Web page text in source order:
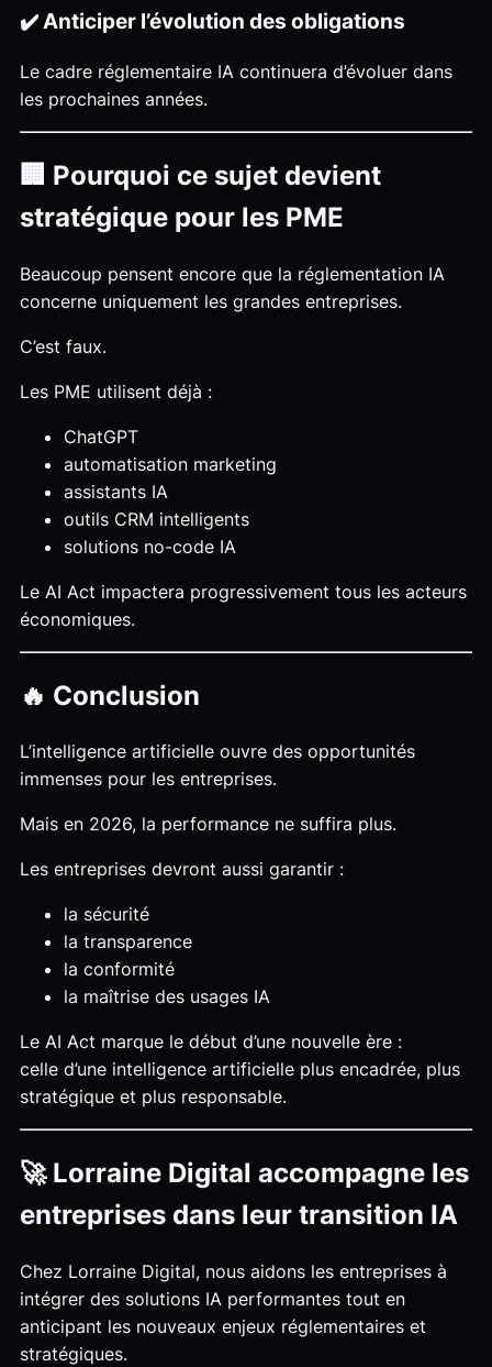
✔️ Anticiper l’évolution des obligations
Le cadre réglementaire IA continuera d’évoluer dans
les prochaines années.
🏢 Pourquoi ce sujet devient
stratégique pour les PME
Beaucoup pensent encore que la réglementation IA
concerne uniquement les grandes entreprises.
C’est faux.
Les PME utilisent déjà :
ChatGPT
automatisation marketing
assistants IA
outils CRM intelligents
solutions no-code IA
Le AI Act impactera progressivement tous les acteurs
économiques.
🔥 Conclusion
L’intelligence artificielle ouvre des opportunités
immenses pour les entreprises.
Mais en 2026, la performance ne suffira plus.
Les entreprises devront aussi garantir :
la sécurité
la transparence
la conformité
la maîtrise des usages IA
Le AI Act marque le début d’une nouvelle ère :
celle d’une intelligence artificielle plus encadrée, plus
stratégique et plus responsable.
🚀 Lorraine Digital accompagne les
entreprises dans leur transition IA
Chez Lorraine Digital, nous aidons les entreprises à
intégrer des solutions IA performantes tout en
anticipant les nouveaux enjeux réglementaires et
stratégiques.